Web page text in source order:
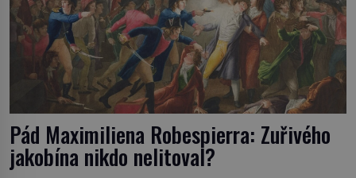
Pád Maximiliena Robespierra: Zuřivého
jakobína nikdo nelitoval?